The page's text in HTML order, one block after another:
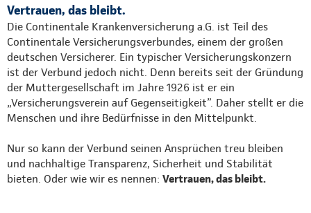
Vertrauen, das bleibt.
Die Continentale Krankenversicherung a.G. ist Teil des
Continentale Versicherungsverbundes, einem der großen
deutschen Versicherer. Ein typischer Versicherungskonzern
ist der Verbund jedoch nicht. Denn bereits seit der Gründung
der Muttergesellschaft im Jahre 1926 ist er ein
„Versicherungsverein auf Gegenseitigkeit”. Daher stellt er die
Menschen und ihre Bedürfnisse in den Mittelpunkt.
Nur so kann der Verbund seinen Ansprüchen treu bleiben
und nachhaltige Transparenz, Sicherheit und Stabilität
bieten. Oder wie wir es nennen: Vertrauen, das bleibt.